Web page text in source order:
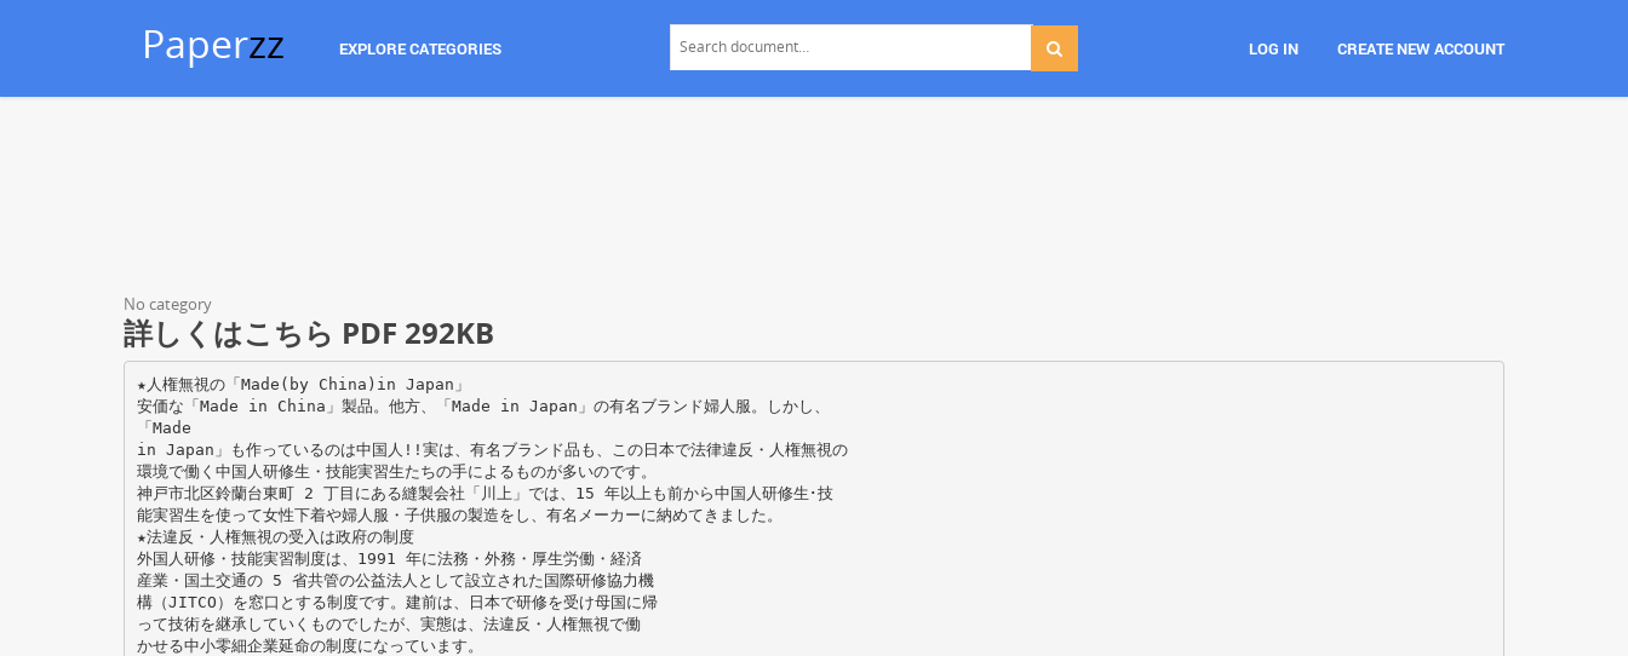
Paperzz EXPLORE CATEGORIES LOG IN CREATE NEW ACCOUNT
No category
詳しくはこちら PDF 292KB
★人権無視の「Made(by China)in Japan」
安価な「Made in China」製品。他方、「Made in Japan」の有名ブランド婦人服。しかし、
「Made
in Japan」も作っているのは中国人!!実は、有名ブランド品も、この日本で法律違反・人権無視の
環境で働く中国人研修生・技能実習生たちの手によるものが多いのです。
神戸市北区鈴蘭台東町 2 丁目にある縫製会社「川上」では、15 年以上も前から中国人研修生･技
能実習生を使って女性下着や婦人服・子供服の製造をし、有名メーカーに納めてきました。
★法違反・人権無視の受入は政府の制度
外国人研修・技能実習制度は、1991 年に法務・外務・厚生労働・経済
産業・国土交通の 5 省共管の公益法人として設立された国際研修協力機
構（JITCO）を窓口とする制度です。建前は、日本で研修を受け母国に帰
って技術を継承していくものでしたが、実態は、法違反・人権無視で働
かせる中小零細企業延命の制度になっています。